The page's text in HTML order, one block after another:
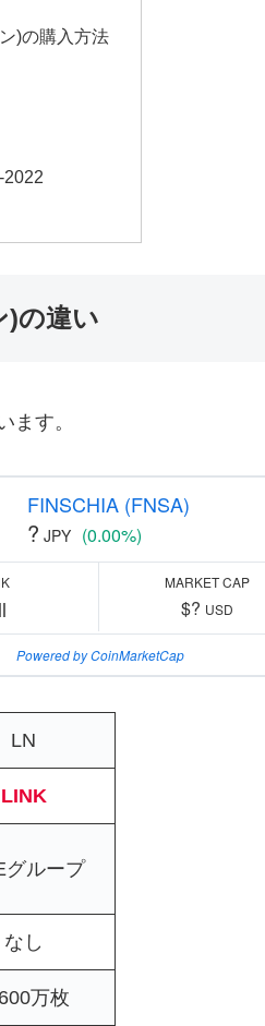
)の購入方法
2022
)の違い
ます。
FINSCHIA (FNSA)
? JPY (0.00%)
MARKET CAP
$? USD
Powered by CoinMarketCap
LN
LINK
グループ
なし
万枚